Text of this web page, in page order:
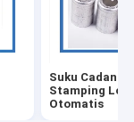
Suku Cadang
Stamping
Otomatis